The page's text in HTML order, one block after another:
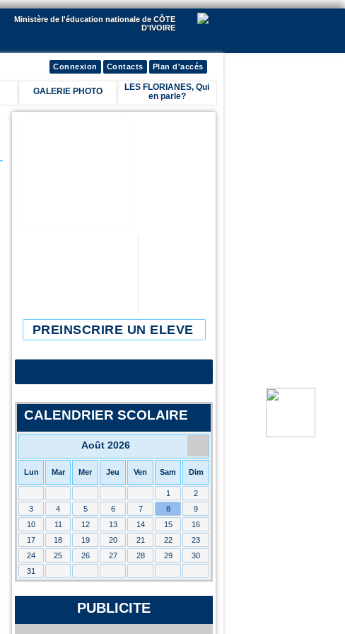
Ministère de l'éducation nationale de CÔTE
D'IVOIRE
Connexion Contacts Plan d'accés
GALERIE PHOTO
LES FLORIANES, Qui
en parle?
PREINSCRIRE UN ELEVE
CALENDRIER SCOLAIRE
Août 2026
Lun Mar Mer Jeu Ven Sam Dim
1
2
3
4 5 6 7 8
9
10
11 12 13 14 15
16
17
18 19 20 21 22
23
24
25 26 27 28 29
30
31
PUBLICITE